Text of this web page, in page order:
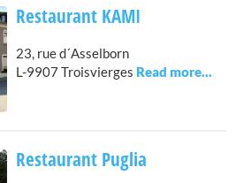
Restaurant KAMI
23, rue d´Asselborn
L-9907 Troisvierges
Restaurant Puglia